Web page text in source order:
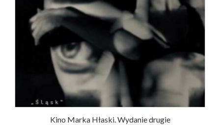
Kino Marka Hłaski. Wydanie drugie